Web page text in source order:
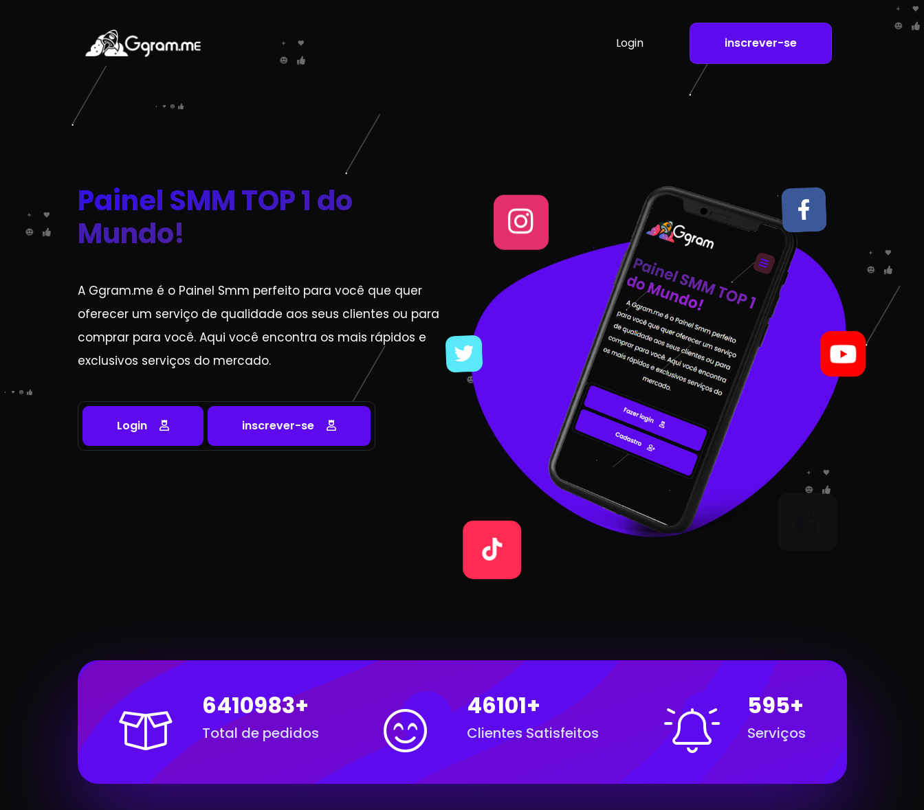
Login inscrever-se
Painel SMM TOP 1 do
Mundo!
A Ggram.me é o Painel Smm perfeito para você que quer
oferecer um serviço de qualidade aos seus clientes ou para
comprar para você. Aqui você encontra os mais rápidos e
exclusivos serviços do mercado.
Login inscrever-se
6410983+
Total de pedidos
46101+
Clientes Satisfeitos
595+
Serviços